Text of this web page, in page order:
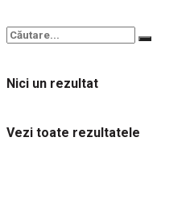
Nici un rezultat
Vezi toate rezultatele